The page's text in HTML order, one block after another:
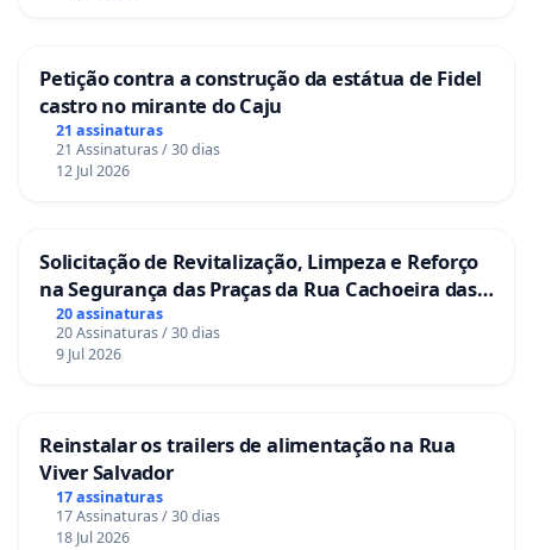
Petição contra a construção da estátua de Fidel
castro no mirante do Caju
21 assinaturas
21 Assinaturas / 30 dias
12 Jul 2026
Solicitação de Revitalização, Limpeza e Reforço
na Segurança das Praças da Rua Cachoeira das
Sete Ilhas
20 assinaturas
20 Assinaturas / 30 dias
9 Jul 2026
Reinstalar os trailers de alimentação na Rua
Viver Salvador
17 assinaturas
17 Assinaturas / 30 dias
18 Jul 2026